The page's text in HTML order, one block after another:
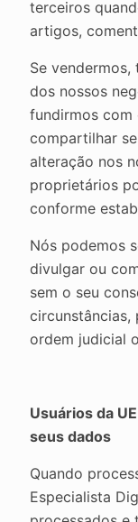
terceiros
artigos,
Se
dos nossos
fundirmos com
compartilhar
alteração nos
proprietários
conforme
Nós podemos
divulgar ou
sem o seu
circunstâncias,
ordem judicial
Usuários da
seus dados
Quando
Especialista